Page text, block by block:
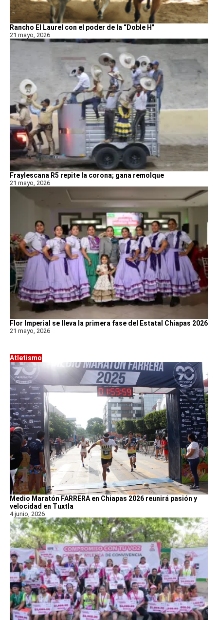
Rancho El Laurel con el poder de la “Doble H”
21 mayo, 2026
Fraylescana R5 repite la corona; gana remolque
21 mayo, 2026
Flor Imperial se lleva la primera fase del Estatal Chiapas 2026
21 mayo, 2026
Atletismo
Medio Maratón FARRERA en Chiapas 2026 reunirá pasión y
velocidad en Tuxtla
4 junio, 2026